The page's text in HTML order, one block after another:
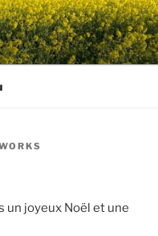
un joyeux Noël et une